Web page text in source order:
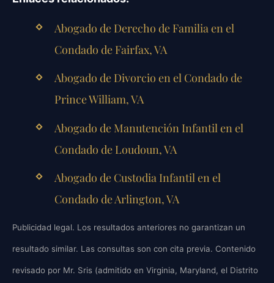
Abogado de Derecho de Familia en el
Condado de Fairfax, VA
Abogado de Divorcio en el Condado de
Prince William, VA
Abogado de Manutención Infantil en el
Condado de Loudoun, VA
Abogado de Custodia Infantil en el
Condado de Arlington, VA
Publicidad legal. Los resultados anteriores no garantizan un
resultado similar. Las consultas son con cita previa. Contenido
revisado por Mr. Sris (admitido en Virginia, Maryland, el Distrito